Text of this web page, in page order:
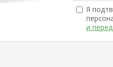
Я
и